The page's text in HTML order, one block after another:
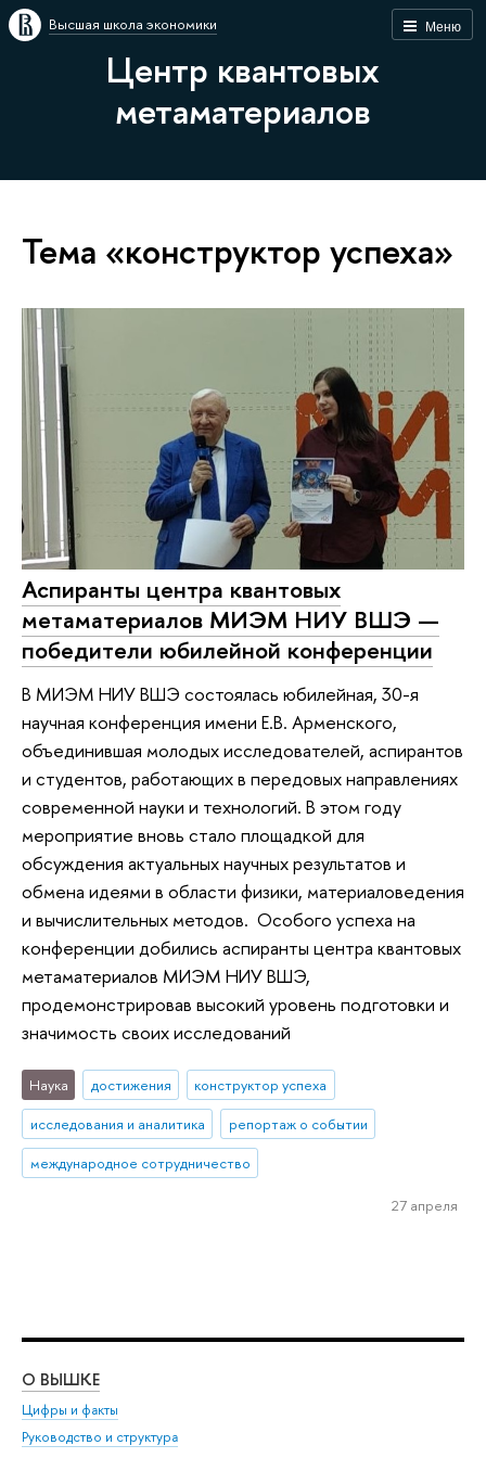
Меню
Высшая школа экономики
Центр квантовых
метаматериалов
Тема «конструктор успеха»
Аспиранты центра квантовых
метаматериалов МИЭМ НИУ ВШЭ —
победители юбилейной конференции
В МИЭМ НИУ ВШЭ состоялась юбилейная, 30-я
научная конференция имени Е.В. Арменского,
объединившая молодых исследователей, аспирантов
и студентов, работающих в передовых направлениях
современной науки и технологий. В этом году
мероприятие вновь стало площадкой для
обсуждения актуальных научных результатов и
обмена идеями в области физики, материаловедения
и вычислительных методов. Особого успеха на
конференции добились аспиранты центра квантовых
метаматериалов МИЭМ НИУ ВШЭ,
продемонстрировав высокий уровень подготовки и
значимость своих исследований
Наука достижения
конструктор успеха
исследования и аналитика
репортаж о событии
международное сотрудничество
27 апреля
О ВЫШКЕ
Цифры и факты
Руководство и структура